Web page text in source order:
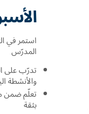
استمر في
المدرّس
تدرّب على
والأنشطة
تعلّم ضمن
بثقة